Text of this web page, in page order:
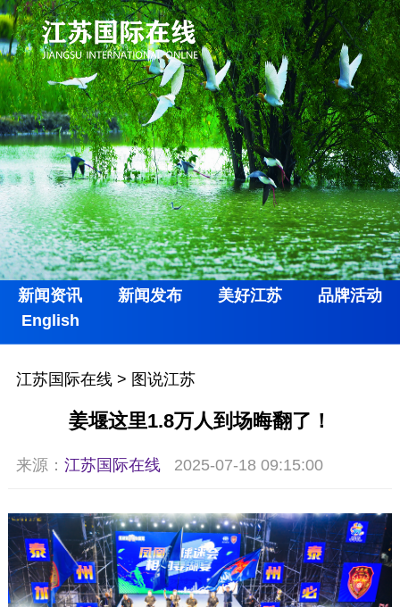
新闻资讯 新闻发布 美好江苏
品牌活动
English
江苏国际在线> 图说江苏
姜堰这里1.8万人到场晦翻了！
来源： 江苏国际在线 2025-07-18 09:15:00